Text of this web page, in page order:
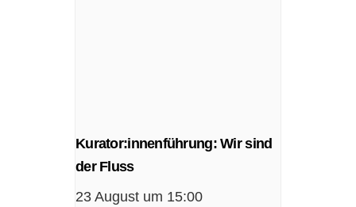
Kurator:innenführung: Wir sind
der Fluss
23 August um 15:00